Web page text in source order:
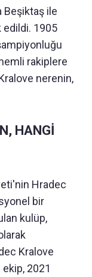
Beşiktaş ile
edildi. 1905
rakiplere
nerenin,
HANGİ
Hradec
bir
kulüp,
Kralove
2021